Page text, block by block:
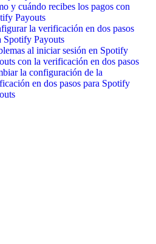
y cuándo recibes los pagos con
Payouts
la verificación en dos pasos
Spotify Payouts
al iniciar sesión en Spotify
con la verificación en dos pasos
la configuración de la
en dos pasos para Spotify